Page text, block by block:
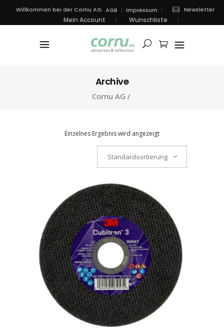
Willkommen bei der Cornu AG. AGB Impressum Newsletter
Mein Account Wunschliste
Archive
Cornu AG /
Einzelnes Ergebnis wird angezeigt
Standardsortierung